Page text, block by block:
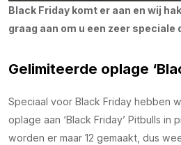
Black Friday komt er aan en wij
graag aan om u een zeer speciale
Gelimiteerde oplage
Speciaal voor Black Friday hebben
oplage aan ‘Black Friday’ Pitbulls in
worden er maar 12 gemaakt, dus